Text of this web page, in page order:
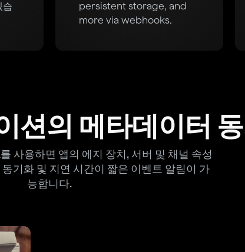
습
persistent storage, and
more via webhooks.
션의 메타데이터
사용하면 앱의 에지 장치, 서버 및 채널 속성
기화 및 지연 시간이 짧은 이벤트 알림이 가
능합니다.